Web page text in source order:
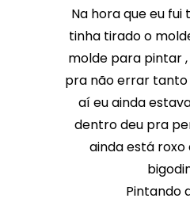
Na hora que eu
tinha tirado o
molde para pintar
pra não errar
aí eu ainda
dentro deu pra
ainda está
Pintando